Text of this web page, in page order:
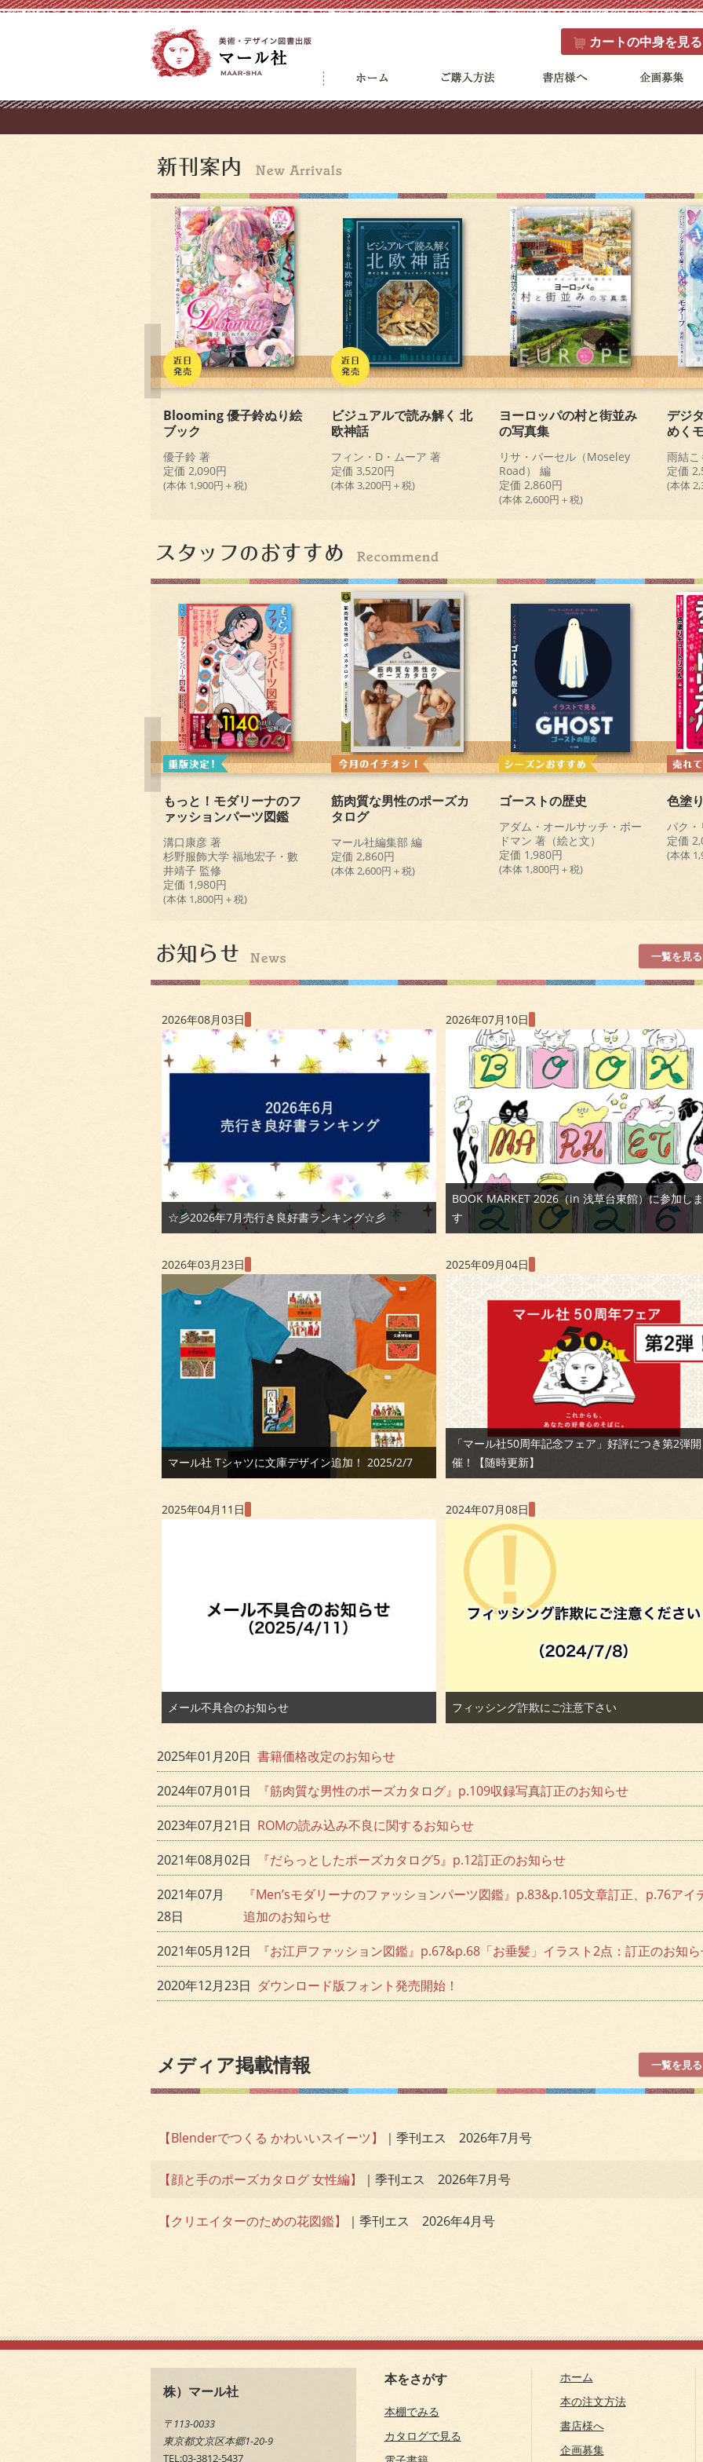
コ
ツ
カートの中身を見る
Blooming 優子鈴ぬり絵
ブック
優子鈴 著
定価 2,090円
(本体 1,900円＋税)
ビジュアルで読み解く 北
欧神話
フィン・D・ムーア 著
定価 3,520円
(本体 3,200円＋税)
ヨーロッパの村と街並み
の写真集
リサ・パーセル（Moseley
Road） 編
定価 2,860円
(本体 2,600円＋税)
デジ
めく
雨結こ
定価
(本体
もっと！モダリーナのフ
ァッションパーツ図鑑
溝口康彦 著
杉野服飾大学 福地宏子・數
井靖子 監修
定価 1,980円
(本体 1,800円＋税)
筋肉質な男性のポーズカ
タログ
マール社編集部 編
定価 2,860円
(本体 2,600円＋税)
ゴーストの歴史
アダム・オールサッチ・ボー
ドマン 著（絵と文）
定価 1,980円
(本体 1,800円＋税)
色塗
パク・
定価
(本体
一覧を見る
2026年08月03日
☆彡2026年7月売行き良好書ランキング☆彡
2026年07月10日
BOOK MARKET 2026（in 浅草台東館）に参加しま
す
2026年03月23日
マール社 Tシャツに文庫デザイン追加！ 2025/2/7
2025年09月04日
「マール社50周年記念フェア」好評につき第2弾開
催！【随時更新】
2025年04月11日
メール不具合のお知らせ
2024年07月08日
フィッシング詐欺にご注意下さい
2025年01月20日 書籍価格改定のお知らせ
2024年07月01日
『筋肉質な男性のポーズカタログ』p.109収録写真訂正のお知らせ
2023年07月21日 ROMの読み込み不良に関するお知らせ
2021年08月02日
『だらっとしたポーズカタログ5』p.12訂正のお知らせ
2021年07月
28日
『Men’sモダリーナのファッションパーツ図鑑』p.83&p.105文章訂正、p.76アイ
追加のお知らせ
2021年05月12日
『お江戸ファッション図鑑』p.67&p.68「お垂髪」イラスト2点：訂正のお知
2020年12月23日 ダウンロード版フォント発売開始！
メディア掲載情報 一覧を見る
【Blenderでつくる かわいいスイーツ】 ｜季刊エス 2026年7月号
【顔と手のポーズカタログ 女性編】 ｜季刊エス 2026年7月号
【クリエイターのための花図鑑】 ｜季刊エス 2026年4月号
株）マール社
〒113-0033
東京都文京区本郷1-20-9
TEL:03-3812-5437
本をさがす
本棚でみる
カタログで見る
ホーム
本の注文方法
書店様へ
企画募集